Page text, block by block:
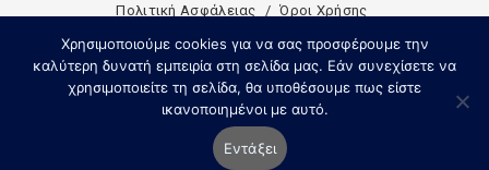
Πολιτική Ασφάλειας Όροι Χρήσης
Χρησιμοποιούμε cookies για να σας προσφέρουμε την
καλύτερη δυνατή εμπειρία στη σελίδα μας. Εάν συνεχίσετε να
χρησιμοποιείτε τη σελίδα, θα υποθέσουμε πως είστε
ικανοποιημένοι με αυτό.
Εντάξει
Copyright 2026 Knowledge A.E.